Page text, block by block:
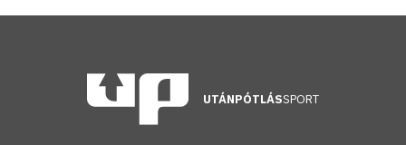
UTÁNPÓTLÁSSPORT